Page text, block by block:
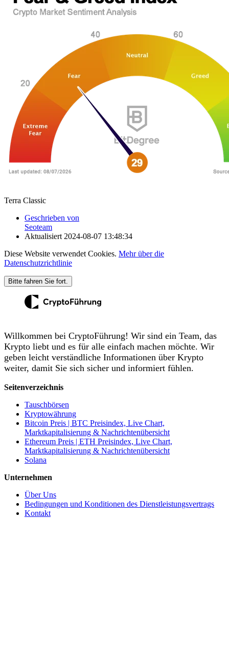
Terra Classic
Geschrieben von
Seoteam
Aktualisiert2024-08-07 13:48:34
Diese Website verwendet Cookies. Mehr über die
Datenschutzrichtlinie
Bitte fahren Sie fort.
Willkommen bei CryptoFührung! Wir sind ein Team, das
Krypto liebt und es für alle einfach machen möchte. Wir
geben leicht verständliche Informationen über Krypto
weiter, damit Sie sich sicher und informiert fühlen.
Seitenverzeichnis
Tauschbörsen
Kryptowährung
Bitcoin Preis | BTC Preisindex, Live Chart,
Marktkapitalisierung & Nachrichtenübersicht
Ethereum Preis | ETH Preisindex, Live Chart,
Marktkapitalisierung & Nachrichtenübersicht
Solana
Unternehmen
Über Uns
Bedingungen und Konditionen des Dienstleistungsvertrags
Kontakt